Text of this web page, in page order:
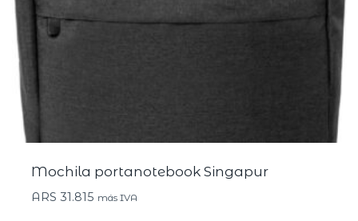
Mochila portanotebook Singapur
ARS 31.815 más IVA